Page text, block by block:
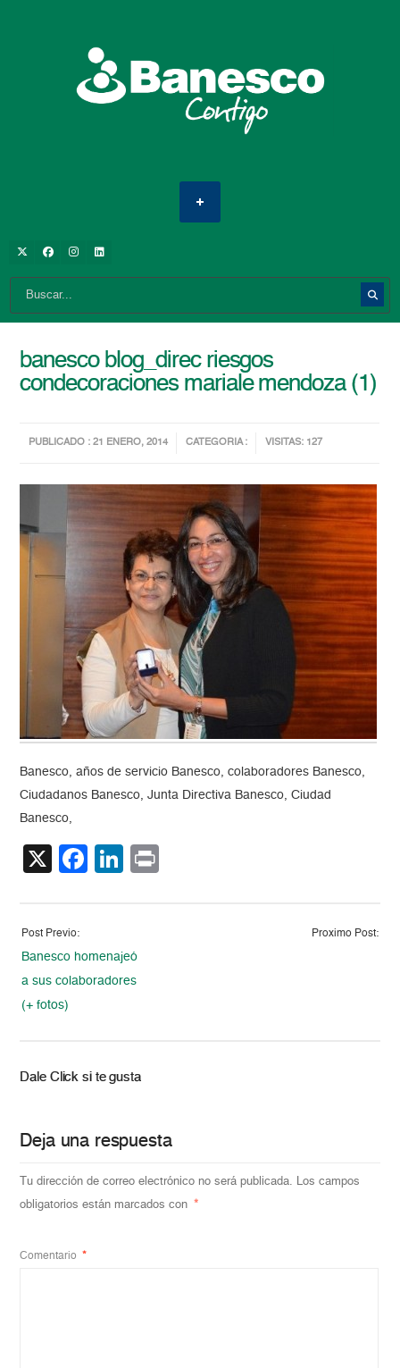
banesco blog_direc riesgos
condecoraciones mariale mendoza (1)
PUBLICADO : 21 ENERO, 2014 CATEGORIA : VISITAS: 127
Banesco, años de servicio Banesco, colaboradores Banesco,
Ciudadanos Banesco, Junta Directiva Banesco, Ciudad
Banesco,
X Facebook
LinkedIn
Post Previo:
Banesco homenajeó
a sus colaboradores
(+ fotos)
Proximo Post:
Dale Click si te gusta
Deja una respuesta
Tu dirección de correo electrónico no será publicada. Los campos
obligatorios están marcados con
*
Comentario *